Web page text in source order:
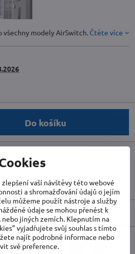
modely AirSwitch. Čtěte více
Do košíku
PinterestRedditLinkedIn
zlepšení vaší návštěvy této webové
a shromažďování údajů o jejím
můžeme použít nástroje a služby
údaje se mohou přenést k
nebo jiných zemích. Klepnutím na
vyjadřujete svůj souhlas s tímto
najít podrobné informace nebo
své preference.